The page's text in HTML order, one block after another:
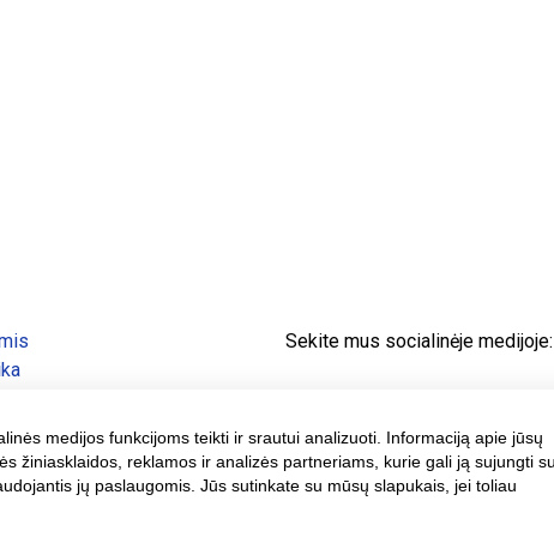
Sekite mus socialinėje medijoje:
medijos funkcijoms teikti ir srautui analizuoti. Informaciją apie jūsų
žiniasklaidos, reklamos ir analizės partneriams, kurie gali ją sujungti
jų paslaugomis. Jūs sutinkate su mūsų slapukais, jei toliau